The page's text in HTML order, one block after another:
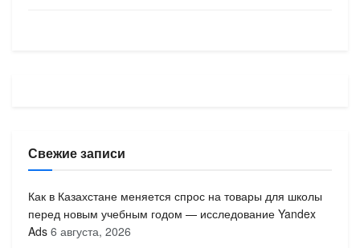
Свежие записи
Как в Казахстане меняется спрос на товары для школы
перед новым учебным годом — исследование Yandex
Ads 6 августа, 2026